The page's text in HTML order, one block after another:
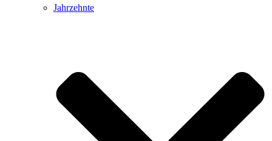
Jahrzehnte